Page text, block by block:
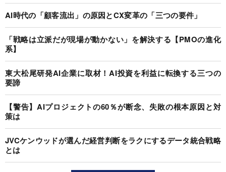
AI時代の「顧客流出」の原因とCX変革の「三つの要件」
「戦略は立派だが現場が動かない」を解決する【PMOの進化
系】
東大松尾研発AI企業に取材！AI投資を利益に転換する三つの
要諦
【警告】AIプロジェクトの60％が断念、失敗の根本原因と対
策は
JVCケンウッドが選んだ経営判断をラクにするデータ統合戦略
とは